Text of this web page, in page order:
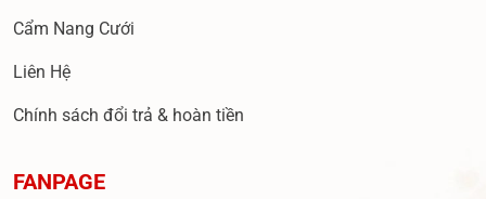
Cẩm Nang Cưới
Liên Hệ
Chính sách đổi trả & hoàn tiền
FANPAGE